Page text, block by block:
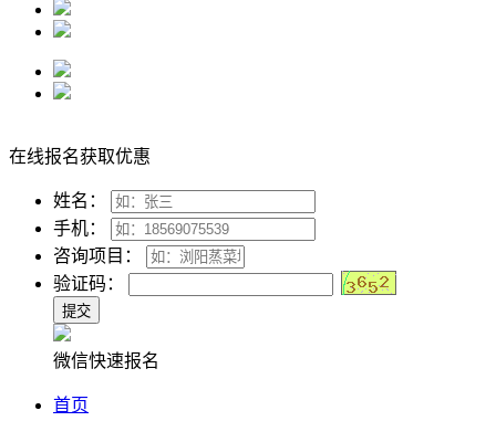
在线报名获取优惠
姓名：
手机：
咨询项目：
验证码：
微信快速报名
首页